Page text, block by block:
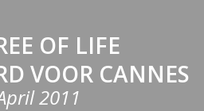
OF LIFE
VOOR CANNES
2011